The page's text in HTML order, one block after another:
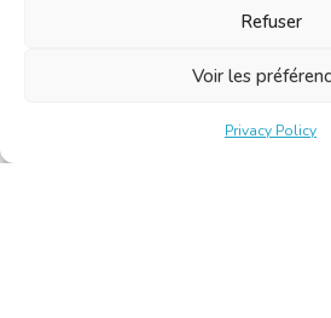
Refuser
Voir les
Privacy Policy